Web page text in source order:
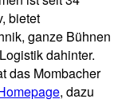
bietet
ganze Bühnen
dahinter.
das Mombacher
, dazu